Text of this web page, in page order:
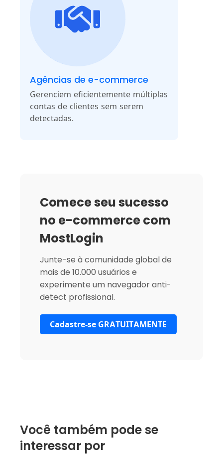
Agências de e-commerce
Gerenciem eficientemente múltiplas
contas de clientes sem serem
detectadas.
Comece seu sucesso
no e-commerce com
MostLogin
Junte-se à comunidade global de
mais de 10.000 usuários e
experimente um navegador anti-
detect profissional.
Cadastre-se GRATUITAMENTE
Você também pode se
interessar por